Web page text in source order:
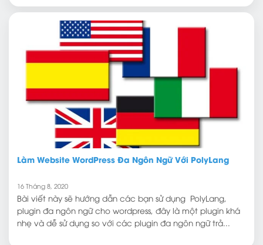
Làm Website WordPress Đa Ngôn Ngữ Với PolyLang
16 Tháng 8, 2020
Bài viết này sẽ hướng dẫn các bạn sử dụng PolyLang,
plugin đa ngôn ngữ cho wordpress, đây là một plugin khá
nhẹ và dễ sử dụng so với các plugin đa ngôn ngữ trả...